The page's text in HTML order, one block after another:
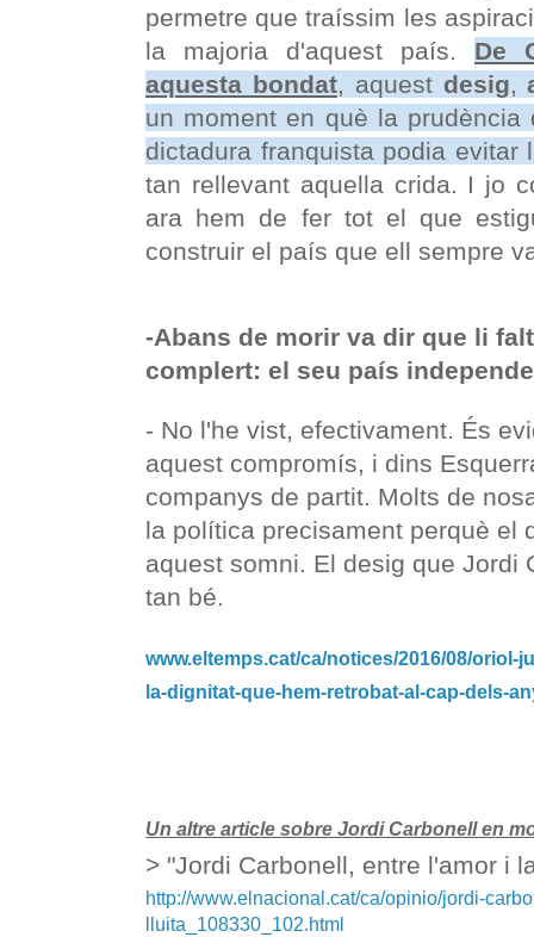
permetre que traíssim les
la majoria d'aquest país. De
aquesta bondat, aquest desig,
un moment en què la prudència
dictadura franquista podia evitar
tan rellevant aquella crida. I jo
ara hem de fer tot el que
construir el país que ell sempre
-Abans de morir va dir que li
complert: el seu país
- No l'he vist, efectivament. És
aquest compromís, i dins
companys de partit. Molts de
la política precisament perquè el
aquest somni. El desig que Jordi
tan bé.
www.eltemps.cat/ca/notices/2016/08/oriol-
la-dignitat-que-hem-retrobat-al-cap-dels-
Un altre article sobre Jordi Carbonell en
> "Jordi Carbonell, entre l'amor i
http://www.elnacional.cat/ca/opinio/jordi-
lluita_108330_102.html